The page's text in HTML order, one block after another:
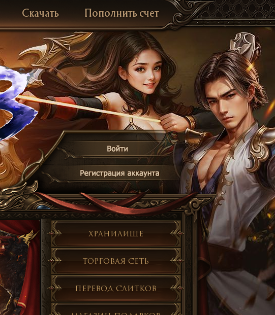
Скачать Пополнить счет
Хранилище
Торговая сеть
Перевод слитков